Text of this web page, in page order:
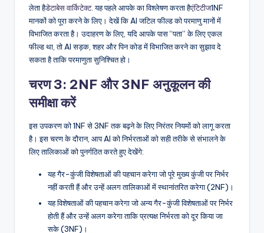
लेता हैडेटाबेस वार्किटेक्ट. यह पहले आपके का विश्लेषण करता हैएंटिटीज1NF
मानकों को पूरा करने के लिए। देखें कि AI जटिल फील्ड को परमाणु मानों में
विभाजित करता है। उदाहरण के लिए, यदि आपके पास “पता” के लिए एकल
फील्ड था, तो AI सड़क, शहर और पिन कोड में विभाजित करने का सुझाव दे
सकता है ताकि परमाणुता सुनिश्चित हो।
चरण 3: 2NF और 3NF अनुकूलन की
समीक्षा करें
इस उपकरण को 1NF से 3NF तक बढ़ने के लिए निरंतर नियमों को लागू करता
है। इस चरण के दौरान, आप AI को निर्भरताओं को सही तरीके से संभालने के
लिए तालिकाओं को पुनर्गठित करते हुए देखेंगे:
यह गैर-कुंजी विशेषताओं की पहचान करेगा जो पूरे मुख्य कुंजी पर निर्भर
नहीं करती हैं और उन्हें अलग तालिकाओं में स्थानांतरित करेगा (2NF)।
यह विशेषताओं की पहचान करेगा जो अन्य गैर-कुंजी विशेषताओं पर निर्भर
होती हैं और उन्हें अलग करेगा ताकि प्रत्यक्ष निर्भरता को दूर किया जा
सके (3NF)।